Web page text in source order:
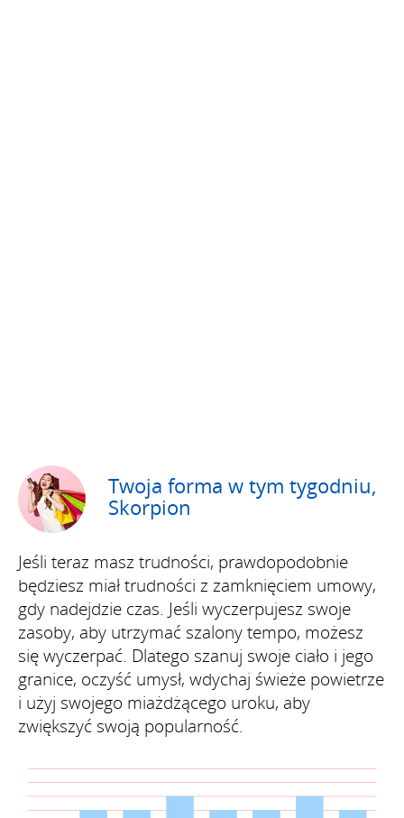
Twoja forma w tym tygodniu,
Skorpion
Jeśli teraz masz trudności, prawdopodobnie
będziesz miał trudności z zamknięciem umowy,
gdy nadejdzie czas. Jeśli wyczerpujesz swoje
zasoby, aby utrzymać szalony tempo, możesz
się wyczerpać. Dlatego szanuj swoje ciało i jego
granice, oczyść umysł, wdychaj świeże powietrze
i użyj swojego miażdżącego uroku, aby
zwiększyć swoją popularność.